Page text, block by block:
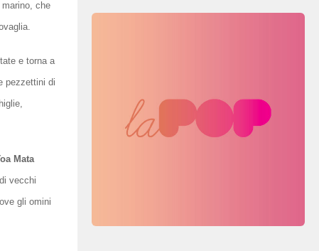
che
e torna a
pezzettini di
Mata
vecchi
gli omini